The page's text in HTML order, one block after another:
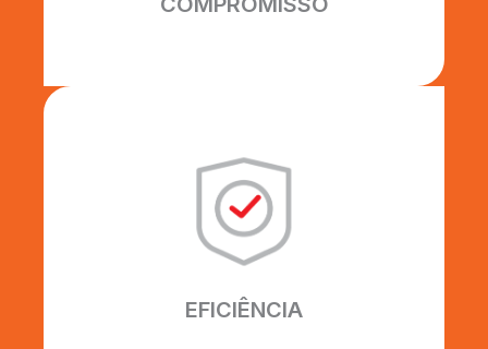
EFICIÊNCIA
EFICIÊNCIA
Excelência em fazer o melhor.
Utilizamos os melhores
equipamentos e profissionais, para
entregue perfeitamente.